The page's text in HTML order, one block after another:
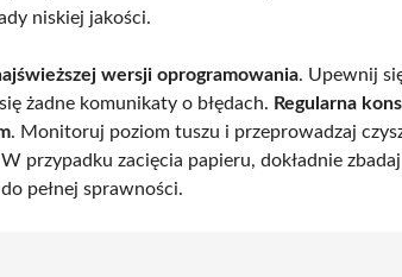
niskiej jakości.
wersji oprogramowania. Upewnij
żadne komunikaty o błędach. Regularna
. Monitoruj poziom tuszu i przeprowadzaj
przypadku zacięcia papieru, dokładnie
pełnej sprawności.